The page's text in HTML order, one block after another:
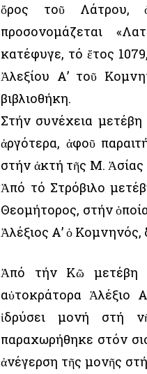
ὄρος τοῦ Λάτρου, ὁ
προσονομάζεται
κατέφυγε, τό ἔτος
Ἀλεξίου Α’ τοῦ
βιβλιοθήκη.
Στήν συνέχεια
ἀργότερα, ἀφοῦ
στήν ἀκτή τῆς Μ. Ἀσίας
Ἀπό τό Στρόβιλο
Θεομήτορος, στήν
Ἀλέξιος Α’ ὁ
Ἀπό τήν Κῶ μετέβη
αὐτοκράτορα Ἀλέξιο
ἱδρύσει μονή στή
παραχωρήθηκε στόν
ἀνέγερση τῆς μονῆς